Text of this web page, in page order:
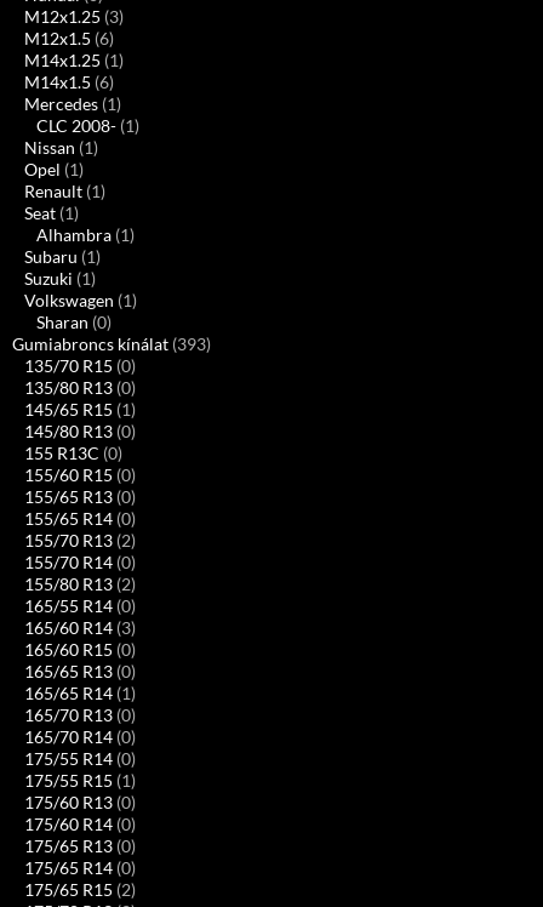
M12x1.25 (3)
M12x1.5 (6)
M14x1.25 (1)
M14x1.5 (6)
Mercedes (1)
CLC 2008- (1)
Nissan (1)
Opel (1)
Renault (1)
Seat (1)
Alhambra (1)
Subaru (1)
Suzuki (1)
Volkswagen (1)
Sharan (0)
Gumiabroncs kínálat (393)
135/70 R15 (0)
135/80 R13 (0)
145/65 R15 (1)
145/80 R13 (0)
155 R13C (0)
155/60 R15 (0)
155/65 R13 (0)
155/65 R14 (0)
155/70 R13 (2)
155/70 R14 (0)
155/80 R13 (2)
165/55 R14 (0)
165/60 R14 (3)
165/60 R15 (0)
165/65 R13 (0)
165/65 R14 (1)
165/70 R13 (0)
165/70 R14 (0)
175/55 R14 (0)
175/55 R15 (1)
175/60 R13 (0)
175/60 R14 (0)
175/65 R13 (0)
175/65 R14 (0)
175/65 R15 (2)